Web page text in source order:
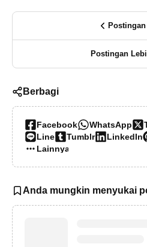
Postingan
Postingan
Berbagi
Facebook WhatsApp
Line
Tumblr LinkedIn
Lainnya…
Anda mungkin menyukai